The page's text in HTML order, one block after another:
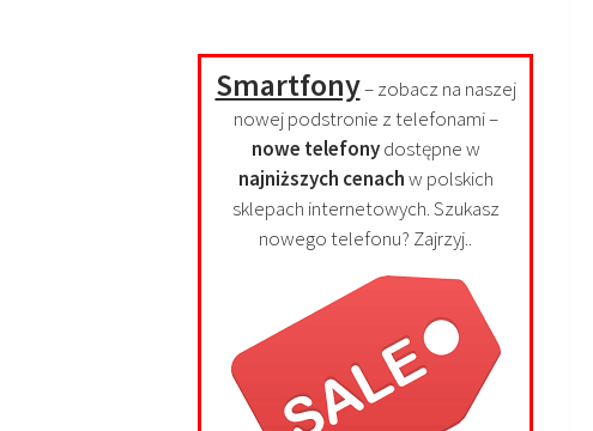
Smartfony– zobacz na naszej
nowej podstronie z telefonami –
nowe telefonydostępne w
najniższych cenachw polskich
sklepach internetowych. Szukasz
nowego telefonu? Zajrzyj..